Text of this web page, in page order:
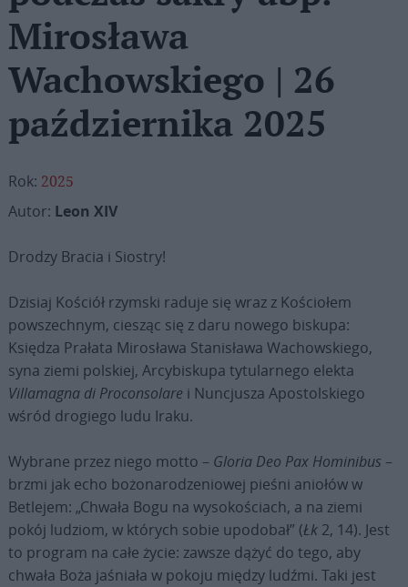
Mirosława
Wachowskiego | 26
października 2025
Rok: 2025
Autor: Leon XIV
Drodzy Bracia i Siostry!
Dzisiaj Kościół rzymski raduje się wraz z Kościołem
powszechnym, ciesząc się z daru nowego biskupa:
Księdza Prałata Mirosława Stanisława Wachowskiego,
syna ziemi polskiej, Arcybiskupa tytularnego elekta
Villamagna di Proconsolare i Nuncjusza Apostolskiego
wśród drogiego ludu Iraku.
Wybrane przez niego motto – Gloria Deo Pax Hominibus –
brzmi jak echo bożonarodzeniowej pieśni aniołów w
Betlejem: „Chwała Bogu na wysokościach, a na ziemi
pokój ludziom, w których sobie upodobał” (Łk2, 14). Jest
to program na całe życie: zawsze dążyć do tego, aby
chwała Boża jaśniała w pokoju między ludźmi. Taki jest